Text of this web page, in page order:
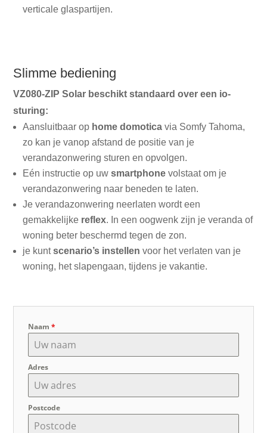
verticale glaspartijen.
Slimme bediening
VZ080-ZIP Solar beschikt standaard over een io-
sturing:
Aansluitbaar op home domotica via Somfy Tahoma,
zo kan je vanop afstand de positie van je
verandazonwering sturen en opvolgen.
Eén instructie op uwsmartphone volstaat om je
verandazonwering naar beneden te laten.
Je verandazonwering neerlaten wordt een
gemakkelijke reflex. In een oogwenk zijn je veranda of
woning beter beschermd tegen de zon.
je kuntscenario’s instellen voor het verlaten van je
woning, het slapengaan, tijdens je vakantie.
Naam*
Adres
Postcode